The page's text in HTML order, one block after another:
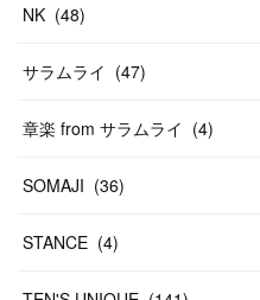
NK (48)
サラムライ (47)
章楽 from サラムライ (4)
SOMAJI (36)
STANCE (4)